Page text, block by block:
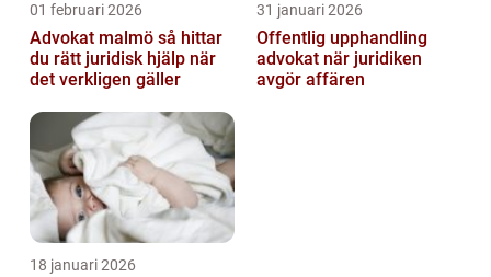
01 februari 2026
Advokat malmö så hittar
du rätt juridisk hjälp när
det verkligen gäller
31 januari 2026
Offentlig upphandling
advokat när juridiken
avgör affären
18 januari 2026